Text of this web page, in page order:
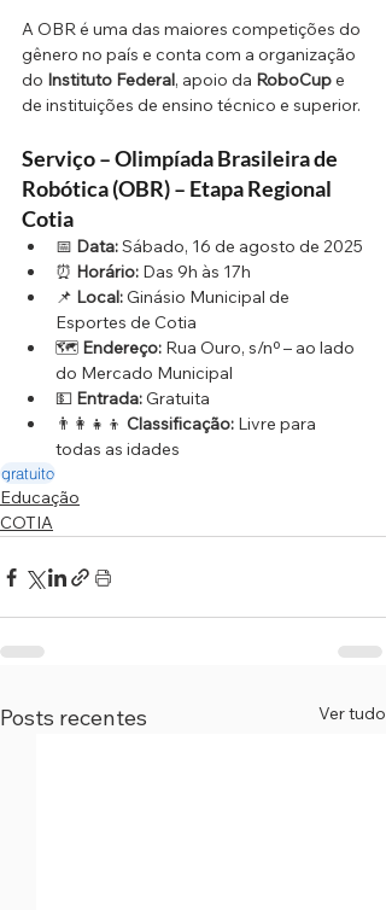
A OBR é uma das maiores competições do
gênero no país e conta com a organização
do Instituto Federal, apoio da RoboCup e
de instituições de ensino técnico e superior.
Serviço – Olimpíada Brasileira de
Robótica (OBR) – Etapa Regional
Cotia
📅 Data: Sábado, 16 de agosto de 2025
⏰ Horário: Das 9h às 17h
📌 Local: Ginásio Municipal de
Esportes de Cotia
🗺️ Endereço: Rua Ouro, s/nº – ao lado
do Mercado Municipal
💵 Entrada: Gratuita
👨‍👩‍👧‍👦 Classificação: Livre para
todas as idades
gratuito
Educação
COTIA
Posts recentes Ver tudo